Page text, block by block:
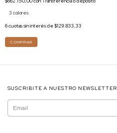
3 colores
6cuotas sin interés de $129.833,33
COMPRAR
SUSCRIBITE A NUESTRO NEWSLETTER